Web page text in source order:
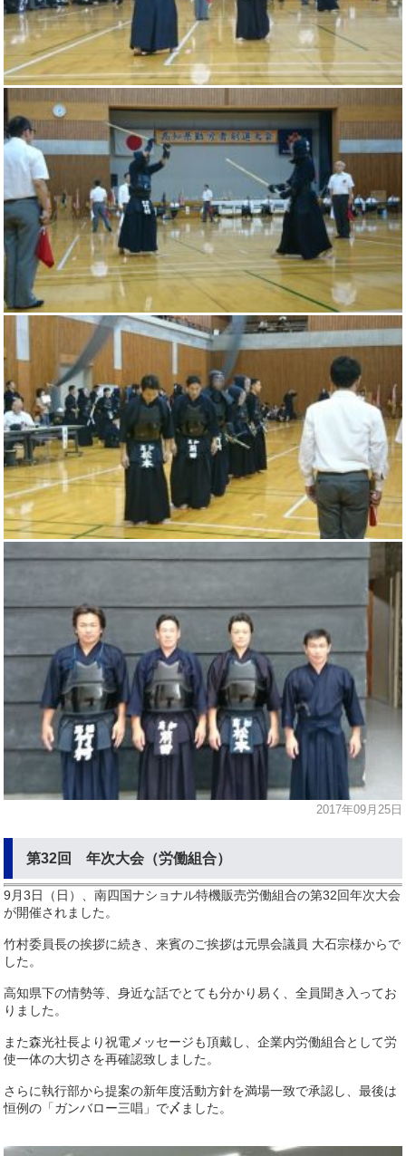
2017年09月25日
第32回 年次大会（労働組合）
9月3日（日）、南四国ナショナル特機販売労働組合の第32回年次大会
が開催されました。
竹村委員長の挨拶に続き、来賓のご挨拶は元県会議員 大石宗様からで
した。
高知県下の情勢等、身近な話でとても分かり易く、全員聞き入ってお
りました。
また森光社長より祝電メッセージも頂戴し、企業内労働組合として労
使一体の大切さを再確認致しました。
さらに執行部から提案の新年度活動方針を満場一致で承認し、最後は
恒例の「ガンバロー三唱」で〆ました。